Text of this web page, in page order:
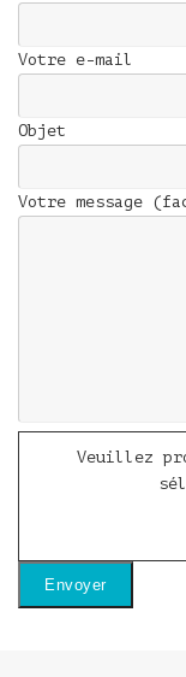
Votre e-mail
Objet
Votre message
Veuillez